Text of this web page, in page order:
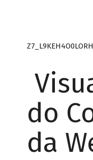
do
da